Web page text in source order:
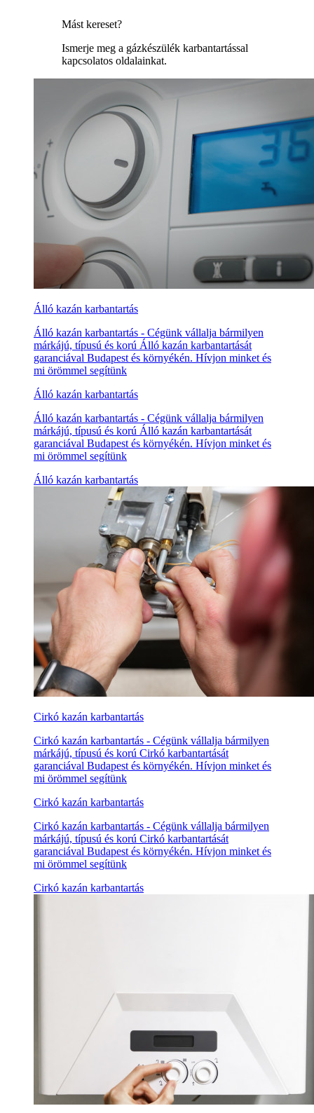
Mást kereset?
Ismerje meg a gázkészülék karbantartással
kapcsolatos oldalainkat.
Álló kazán karbantartás
Álló kazán karbantartás - Cégünk vállalja bármilyen
márkájú, típusú és korú Álló kazán karbantartását
garanciával Budapest és környékén. Hívjon minket és
mi örömmel segítünk
Álló kazán karbantartás
Álló kazán karbantartás - Cégünk vállalja bármilyen
márkájú, típusú és korú Álló kazán karbantartását
garanciával Budapest és környékén. Hívjon minket és
mi örömmel segítünk
Álló kazán karbantartás
Cirkó kazán karbantartás
Cirkó kazán karbantartás - Cégünk vállalja bármilyen
márkájú, típusú és korú Cirkó karbantartását
garanciával Budapest és környékén. Hívjon minket és
mi örömmel segítünk
Cirkó kazán karbantartás
Cirkó kazán karbantartás - Cégünk vállalja bármilyen
márkájú, típusú és korú Cirkó karbantartását
garanciával Budapest és környékén. Hívjon minket és
mi örömmel segítünk
Cirkó kazán karbantartás